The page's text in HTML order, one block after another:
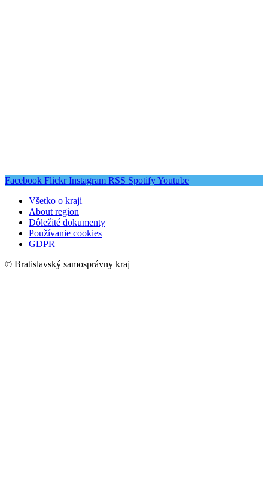
Facebook Flickr Instagram RSS SpotifyYoutube
Všetko o kraji
About region
Dôležité dokumenty
Používanie cookies
GDPR
© Bratislavský samosprávny kraj